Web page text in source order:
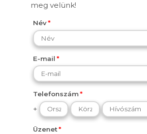
meg velünk!
Név
E-mail
Telefonszám
+
Üzenet